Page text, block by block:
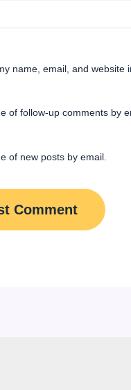
name, email, and website
of follow-up comments by
of new posts by email.